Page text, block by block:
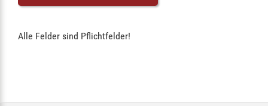
Alle Felder sind Pflichtfelder!